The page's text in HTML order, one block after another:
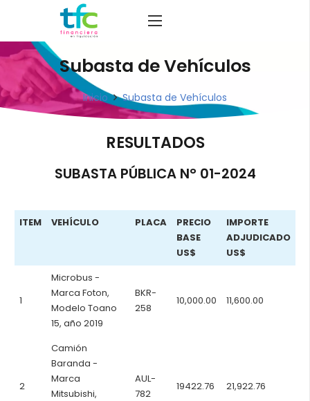
Subasta de Vehículos
Inicio Subasta de Vehículos
RESULTADOS
SUBASTA PÚBLICA N° 01-2024
ITEM VEHÍCULO PLACA
PRECIO
BASE
US$
IMPORTE
ADJUDICADO
US$
1
Microbus -
Marca Foton,
Modelo Toano
15, año 2019
BKR-
258
10,000.00 11,600.00
2
Camión
Baranda -
Marca
Mitsubishi,
AUL-
782
19422.76 21,922.76